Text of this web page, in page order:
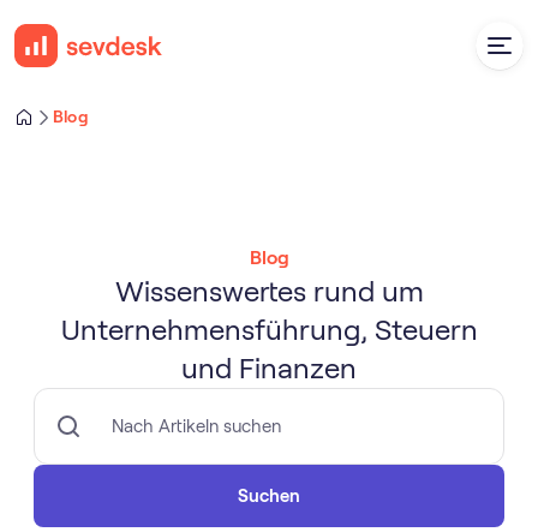
Blog
Blog
Wissenswertes rund um
Unternehmensführung, Steuern
und Finanzen
Suchen